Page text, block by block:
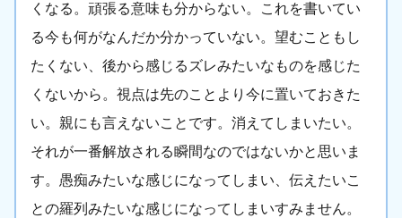
くなる。頑張る意味も分からない。これを書いてい
る今も何がなんだか分かっていない。望むこともし
たくない、後から感じるズレみたいなものを感じた
くないから。視点は先のことより今に置いておきた
い。親にも言えないことです。消えてしまいたい。
それが一番解放される瞬間なのではないかと思いま
す。愚痴みたいな感じになってしまい、伝えたいこ
との羅列みたいな感じになってしまいすみません。